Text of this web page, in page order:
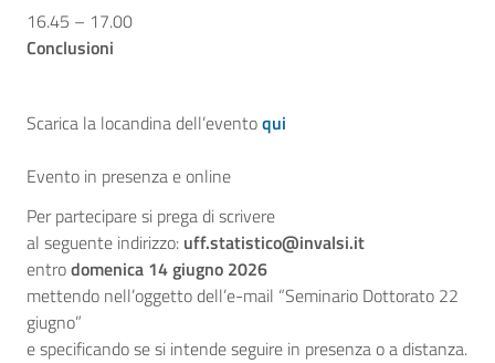
16.45 – 17.00
Conclusioni
Scarica la locandina dell’eventoqui
Evento in presenza e online
Per partecipare si prega di scrivere
al seguente indirizzo: uff.statistico@invalsi.it
entrodomenica 14 giugno 2026
mettendo nell’oggetto dell’e-mail “Seminario Dottorato 22
giugno”
e specificando se si intende seguire in presenza o a distanza.